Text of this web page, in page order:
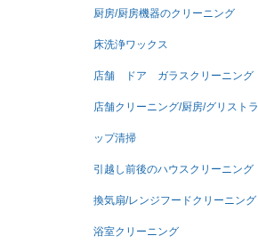
厨房/厨房機器のクリーニング
床洗浄ワックス
店舗 ドア ガラスクリーニング
店舗クリーニング/厨房/グリストラ
ップ清掃
引越し前後のハウスクリーニング
換気扇/レンジフードクリーニング
浴室クリーニング